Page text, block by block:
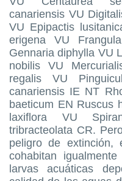
canariensis VU
VU Epipactis
erigena VU
Gennaria diphylla VU
nobilis VU
regalis VU
canariensis IE NT
baeticum EN Ruscus
laxiflora VU
tribracteolata CR.
peligro de extinción,
cohabitan
larvas acuáticas